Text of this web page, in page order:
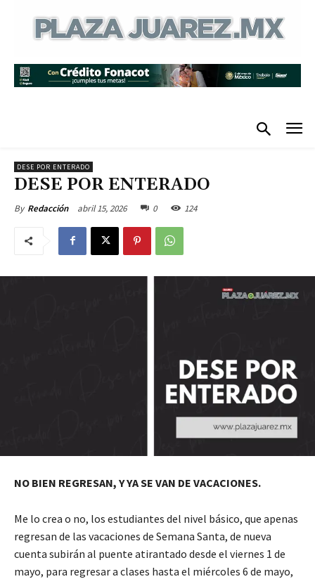
DESE POR ENTERADO
DESE POR ENTERADO
By Redacción abril 15, 2026 0 124
NO BIEN REGRESAN, Y YA SE VAN DE VACACIONES.
Me lo crea o no, los estudiantes del nivel básico, que apenas
regresan de las vacaciones de Semana Santa, de nueva
cuenta subirán al puente atirantado desde el viernes 1 de
mayo, para regresar a clases hasta el miércoles 6 de mayo,